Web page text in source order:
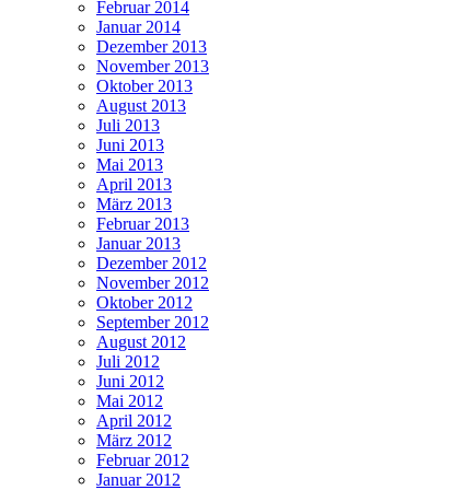
Februar 2014
Januar 2014
Dezember 2013
November 2013
Oktober 2013
August 2013
Juli 2013
Juni 2013
Mai 2013
April 2013
März 2013
Februar 2013
Januar 2013
Dezember 2012
November 2012
Oktober 2012
September 2012
August 2012
Juli 2012
Juni 2012
Mai 2012
April 2012
März 2012
Februar 2012
Januar 2012